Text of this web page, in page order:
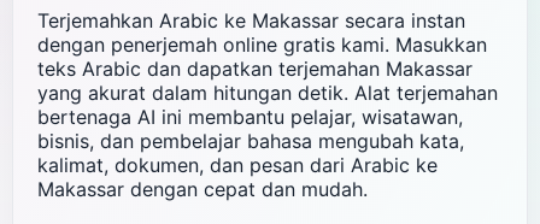
Terjemahkan Arabic ke Makassar secara instan
dengan penerjemah online gratis kami. Masukkan
teks Arabic dan dapatkan terjemahan Makassar
yang akurat dalam hitungan detik. Alat terjemahan
bertenaga AI ini membantu pelajar, wisatawan,
bisnis, dan pembelajar bahasa mengubah kata,
kalimat, dokumen, dan pesan dari Arabic ke
Makassar dengan cepat dan mudah.